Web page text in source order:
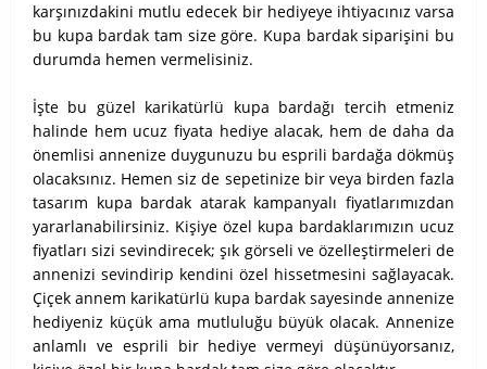
karşınızdakini mutlu edecek bir hediyeye ihtiyacınız varsa
bu kupa bardak tam size göre. Kupa bardak siparişini bu
durumda hemen vermelisiniz.
İşte bu güzel karikatürlü kupa bardağı tercih etmeniz
halinde hem ucuz fiyata hediye alacak, hem de daha da
önemlisi annenize duygunuzu bu esprili bardağa dökmüş
olacaksınız. Hemen siz de sepetinize bir veya birden fazla
tasarım kupa bardak atarak kampanyalı fiyatlarımızdan
yararlanabilirsiniz. Kişiye özel kupa bardaklarımızın ucuz
fiyatları sizi sevindirecek; şık görseli ve özelleştirmeleri de
annenizi sevindirip kendini özel hissetmesini sağlayacak.
Çiçek annem karikatürlü kupa bardak sayesinde annenize
hediyeniz küçük ama mutluluğu büyük olacak. Annenize
anlamlı ve esprili bir hediye vermeyi düşünüyorsanız,